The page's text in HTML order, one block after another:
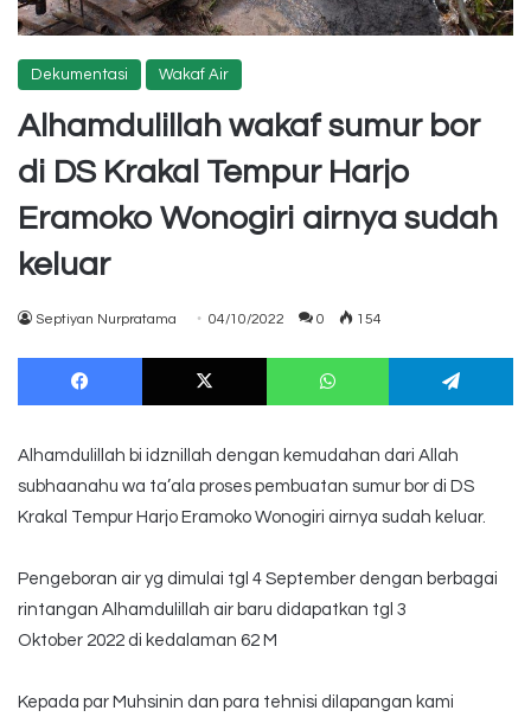
Dekumentasi Wakaf Air
Alhamdulillah wakaf sumur bor
di DS Krakal Tempur Harjo
Eramoko Wonogiri airnya sudah
keluar
Septiyan Nurpratama 04/10/2022 0 154
Facebook X WhatsApp
Alhamdulillah bi idznillah dengan kemudahan dari Allah
subhaanahu wa ta’ala proses pembuatan sumur bor di DS
Krakal Tempur Harjo Eramoko Wonogiri airnya sudah keluar.
Pengeboran air yg dimulai tgl 4 September dengan berbagai
rintangan Alhamdulillah air baru didapatkan tgl 3
Oktober 2022 di kedalaman 62 M
Kepada par Muhsinin dan para tehnisi dilapangan kami